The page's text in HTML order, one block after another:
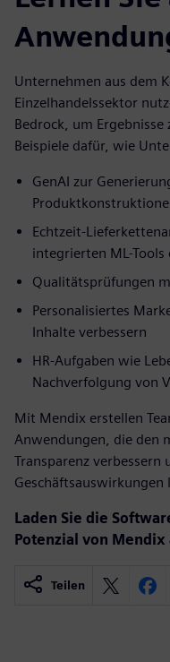
Unternehmen aus dem
Einzelhandelssektor
Bedrock, um
Beispiele dafür, wie
GenAI zur
Echtzeit-
integrierten ML-
Qualitätsprüfungen
Personalisiertes
Inhalte verbessern
HR-Aufgaben wie
Nachverfolgung von
Mit Mendix erstellen
Anwendungen, die den
Transparenz verbessern
Geschäftsauswirkungen
Laden Sie die
Potenzial von Mendix
Teilen